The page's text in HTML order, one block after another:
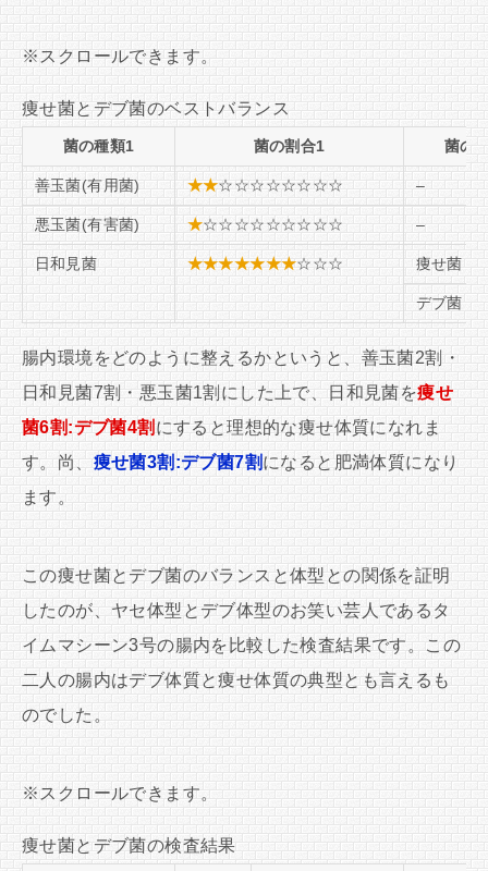
痩せ菌とデブ菌のベストバランス
菌の種類1 菌の割合1 菌の
善玉菌(有用菌) ★★☆☆☆☆☆☆☆☆ –
悪玉菌(有害菌) ★☆☆☆☆☆☆☆☆☆ –
日和見菌 ★★★★★★★☆☆☆ 痩せ菌
デブ菌
腸内環境をどのように整えるかというと、善玉菌2割・
日和見菌7割・悪玉菌1割にした上で、日和見菌を痩せ
菌6割:デブ菌4割 にすると理想的な痩せ体質になれま
す。尚、 痩せ菌3割:デブ菌7割になると肥満体質になり
ます。
この痩せ菌とデブ菌のバランスと体型との関係を証明
したのが、ヤセ体型とデブ体型のお笑い芸人であるタ
イムマシーン3号の腸内を比較した検査結果です。この
二人の腸内はデブ体質と痩せ体質の典型とも言えるも
のでした。
痩せ菌とデブ菌の検査結果